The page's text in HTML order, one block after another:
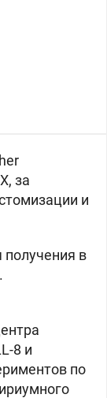
за
и
получения в
8 и
по